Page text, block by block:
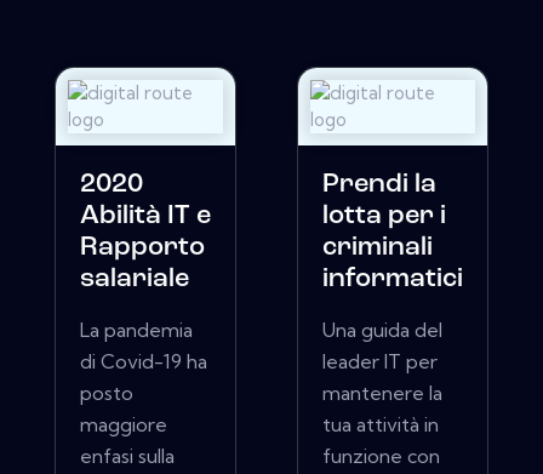
2020
Abilità IT e
Rapporto
salariale
La pandemia
di Covid-19 ha
posto
maggiore
enfasi sulla
Prendi la
lotta per i
criminali
informatici
Una guida del
leader IT per
mantenere la
tua attività in
funzione con